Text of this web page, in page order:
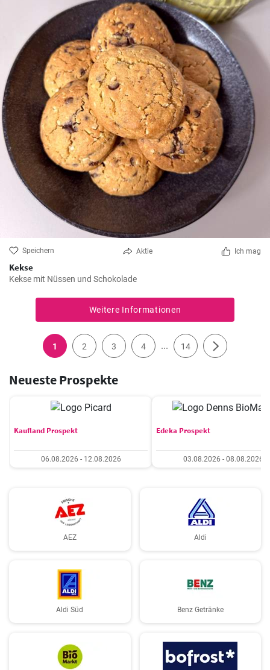
Speichern Aktie Ich mag
Kekse
Kekse mit Nüssen und Schokolade
Weitere Informationen
1 2 3 4 ... 14
Neueste Prospekte
Kaufland Prospekt
06.08.2026 - 12.08.2026
Edeka Prospekt
03.08.2026 - 08.08.2026
AEZ Aldi
Aldi Süd Benz Getränke